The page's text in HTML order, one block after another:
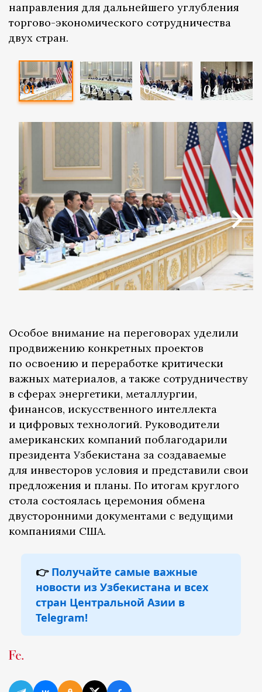
направления для дальнейшего углубления
торгово-экономического сотрудничества
двух стран.
01 /6 02 /6 03 /6 04 /6
Особое внимание на переговорах уделили
продвижению конкретных проектов
по освоению и переработке критически
важных материалов, а также сотрудничеству
в сферах энергетики, металлургии,
финансов, искусственного интеллекта
и цифровых технологий. Руководители
американских компаний поблагодарили
президента Узбекистана за создаваемые
для инвесторов условия и представили свои
предложения и планы. По итогам круглого
стола состоялась церемония обмена
двусторонними документами с ведущими
компаниями США.
👉 Получайте самые важные
новости из Узбекистана и всех
стран Центральной Азии в
Telegram!